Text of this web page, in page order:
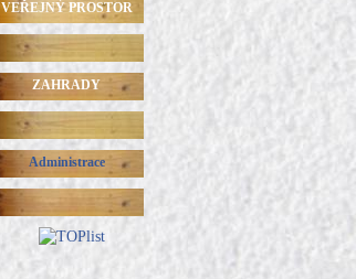
VEŘEJNÝ PROSTOR
ZAHRADY
Administrace